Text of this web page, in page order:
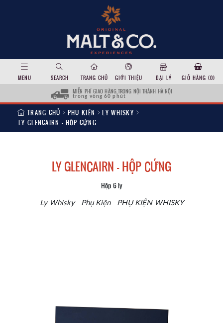
MENU SEARCH TRANG CHỦ GIỚI THIỆU ĐẠI LÝ GIỎ HÀNG (0)
MIỄN PHÍ GIAO HÀNG TRONG NỘI THÀNH HÀ NỘI
trong vòng 60 phút
TRANG CHỦ PHỤ KIỆN
LY WHISKY
LY GLENCAIRN – HỘP CỨNG
LY GLENCAIRN – HỘP CỨNG
Hộp 6 ly
Ly Whisky Phụ Kiện PHỤ KIỆN WHISKY